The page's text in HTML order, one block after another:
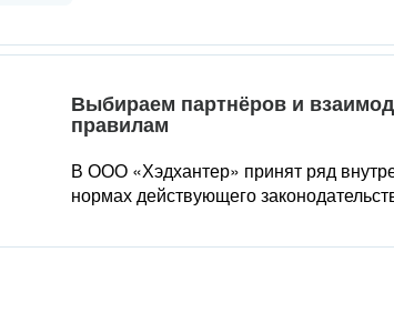
Выбираем партнёров и
правилам
В ООО «Хэдхантер» принят ряд
нормах действующего